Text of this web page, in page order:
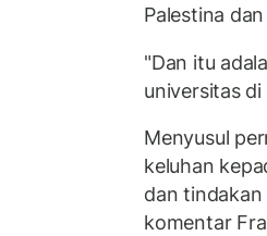
Palestina
"Dan itu
universitas
Menyusul
keluhan
dan
komentar